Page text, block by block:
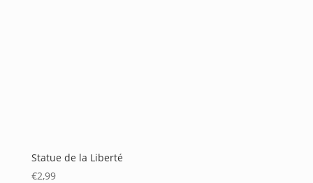
Statue de la Liberté
€2,99